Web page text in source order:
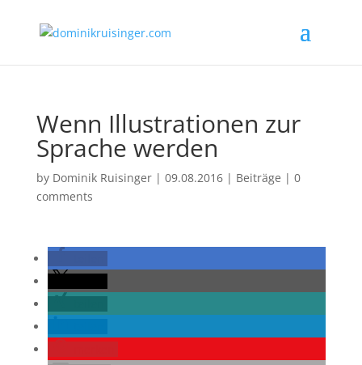
Wenn Illustrationen zur
Sprache werden
by Dominik Ruisinger| 09.08.2016| Beiträge | 0
comments